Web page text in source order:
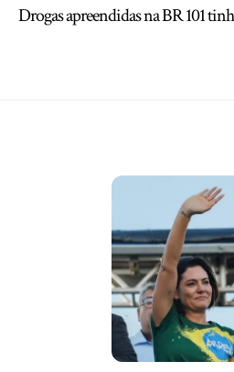
Drogas apreendidas na BR 101